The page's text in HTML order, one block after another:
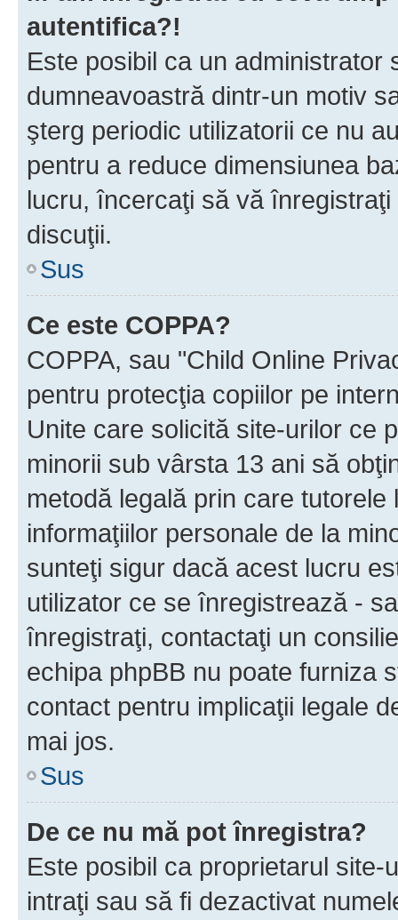
autentifica?!
Este posibil ca un
dumneavoastră dintr-un motiv
şterg periodic utilizatorii ce nu
pentru a reduce dimensiunea
lucru, încercaţi să vă
discuţii.
Sus
Ce este COPPA?
COPPA, sau "Child Online
pentru protecţia copiilor pe
Unite care solicită site-urilor ce
minorii sub vârsta 13 ani să
metodă legală prin care
informaţiilor personale de la
sunteţi sigur dacă acest lucru
utilizator ce se înregistrează -
înregistraţi, contactaţi un
echipa phpBB nu poate furniza
contact pentru implicaţii legale
mai jos.
Sus
De ce nu mă pot înregistra?
Este posibil ca proprietarul
intraţi sau să fi dezactivat